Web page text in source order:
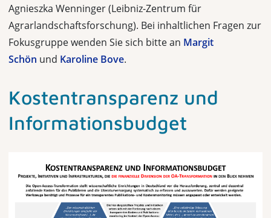
Agnieszka Wenninger (Leibniz-Zentrum für
Agrarlandschaftsforschung). Bei inhaltlichen Fragen zur
Fokusgruppe wenden Sie sich bitte an Margit
Schön und Karoline Bove.
Kostentransparenz und
Informationsbudget